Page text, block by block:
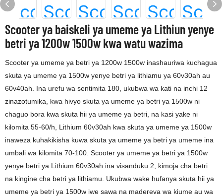
Scooter ya baiskeli ya umeme ya Lithiun yenye
betri ya 1200w 1500w kwa watu wazima
Scooter ya umeme ya betri ya 1200w 1500w inashauriwa kuchagua
skuta ya umeme ya 1500w yenye betri ya lithiamu ya 60v30ah au
60v40ah. Ina urefu wa sentimita 180, ukubwa wa kati na inchi 12
zinazotumika, kwa hivyo skuta ya umeme ya betri ya 1500w ni
chaguo bora kwa skuta hii ya umeme ya betri, na kasi yake ni
kilomita 55-60/h, Lithium 60v30ah kwa skuta ya umeme ya 1500w
inaweza kuhakikisha kuwa skuta ya umeme ya betri ya umeme ina
umbali wa kilomita 70-100. Scooter ya umeme ya betri ya 1500w
yenye betri ya Lithium 60v30ah ina visanduku 2, kimoja cha betri
na kingine cha betri ya lithiamu. Ukubwa wake hufanya skuta hii ya
umeme ya betri ya 1500w iwe sawa na madereva wa kiume au wa